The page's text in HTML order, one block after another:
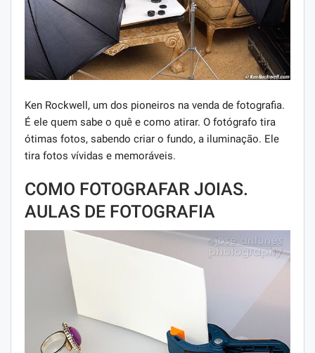
Ken Rockwell, um dos pioneiros na venda de fotografia.
É ele quem sabe o quê e como atirar. O fotógrafo tira
ótimas fotos, sabendo criar o fundo, a iluminação. Ele
tira fotos vívidas e memoráveis.
COMO FOTOGRAFAR JOIAS.
AULAS DE FOTOGRAFIA